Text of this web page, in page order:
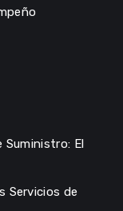
Suministro: El
Servicios de